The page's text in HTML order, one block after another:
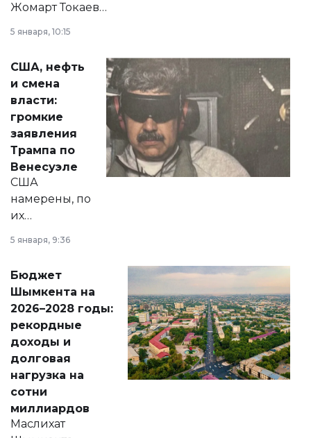
Жомарт Токаев
сразу несколько
актуальных тем —
от слухов о
политических
реформах до
вопросов армии,
экономики и
личного здоровья.
5 января, 10:15
США, нефть
и смена
власти:
громкие
заявления
Трампа по
Венесуэле
США
намерены, по
их
принести
народу
Венесуэлы.
5 января, 9:36
Бюджет
Шымкента на
2026–2028 годы:
рекордные
доходы и
долговая
нагрузка на
сотни
миллиардов
Маслихат